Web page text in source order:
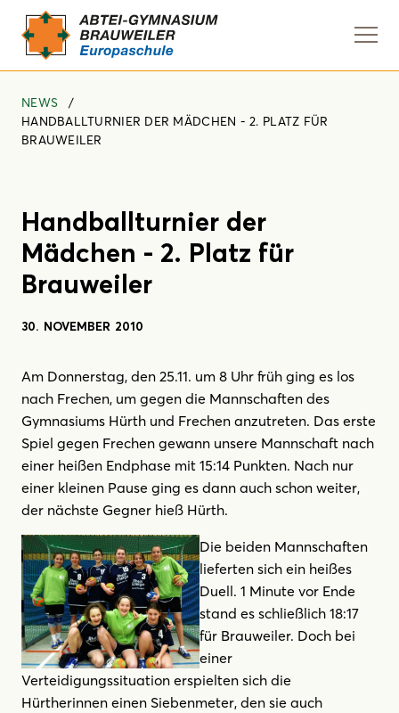
NEWS
HANDBALLTURNIER DER MÄDCHEN - 2. PLATZ FÜR
BRAUWEILER
Handballturnier der
Mädchen - 2. Platz für
Brauweiler
30. NOVEMBER 2010
Am Donnerstag, den 25.11. um 8 Uhr früh ging es los
nach Frechen, um gegen die Mannschaften des
Gymnasiums Hürth und Frechen anzutreten. Das erste
Spiel gegen Frechen gewann unsere Mannschaft nach
einer heißen Endphase mit 15:14 Punkten. Nach nur
einer kleinen Pause ging es dann auch schon weiter,
der nächste Gegner hieß Hürth.
Die beiden Mannschaften
lieferten sich ein heißes
Duell. 1 Minute vor Ende
stand es schließlich 18:17
für Brauweiler. Doch bei
einer
Verteidigungssituation erspielten sich die
Hürtherinnen einen Siebenmeter, den sie auch